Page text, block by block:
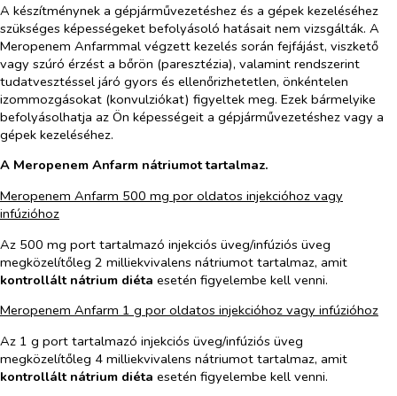
A készítménynek a gépjárművezetéshez és a gépek kezeléséhez
szükséges képességeket befolyásoló hatásait nem vizsgálták. A
Meropenem Anfarmmal végzett kezelés során fejfájást, viszkető
vagy szúró érzést a bőrön (paresztézia), valamint rendszerint
tudatvesztéssel járó gyors és ellenőrizhetetlen, önkéntelen
izommozgásokat (konvulziókat) figyeltek meg. Ezek bármelyike
befolyásolhatja az Ön képességeit a gépjárművezetéshez vagy a
gépek kezeléséhez.
A Meropenem Anfarm nátriumot tartalmaz.
Meropenem Anfarm 500 mg por oldatos injekcióhoz vagy
infúzióhoz
Az 500 mg port tartalmazó injekciós üveg/infúziós üveg
megközelítőleg 2 milliekvivalens nátriumot tartalmaz, amit
kontrollált nátrium diéta esetén figyelembe kell venni.
Meropenem Anfarm 1 g por oldatos injekcióhoz vagy infúzióhoz
Az 1 g port tartalmazó injekciós üveg/infúziós üveg
megközelítőleg 4 milliekvivalens nátriumot tartalmaz, amit
kontrollált nátrium diéta esetén figyelembe kell venni.